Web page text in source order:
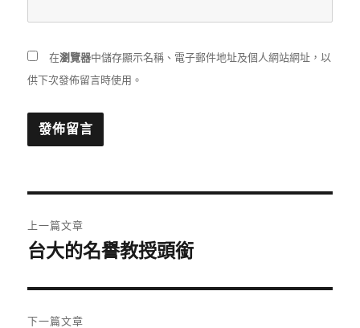
在瀏覽器中儲存顯示名稱、電子郵件地址及個人網站網址，以
供下次發佈留言時使用。
章
覽
上一篇文章
上
篇
文
台大的名譽教授頭銜
下一篇文章